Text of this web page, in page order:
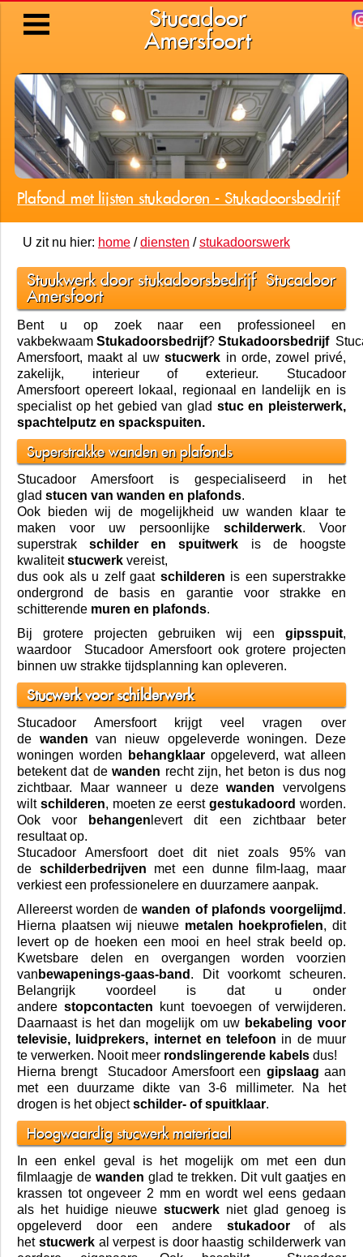
Stucadoor
Amersfoort
Plafond met lijsten stukadoren - Stukadoorsbedrijf
U zit nu hier: home/diensten /stukadoorswerk
Stuukwerk door stukadoorsbedrijf Stucadoor
Amersfoort
Bent u op zoek naar een professioneel en
vakbekwaamStukadoorsbedrijf?Stukadoorsbedrijf
Amersfoort, maakt al uwstucwerk in orde, zowel privé,
zakelijk, interieur of exterieur. Stucadoor
Amersfoortopereert lokaal, regionaal en landelijk en is
specialist op het gebied van glad stuc en pleisterwerk,
spachtelputz en spackspuiten.
Superstrakke wanden en plafonds
Stucadoor Amersfoortis gespecialiseerd in het
gladstucen van wanden en plafonds.
Ook bieden wij de mogelijkheid uw wanden klaar te
maken voor uw persoonlijke schilderwerk. Voor
superstrakschilder en spuitwerk is de hoogste
kwaliteitstucwerkvereist,
dus ook als u zelf gaat schilderen is een superstrakke
ondergrond de basis en garantie voor strakke en
schitterende muren en plafonds.
Bij grotere projecten gebruiken wij een gipsspuit,
waardoor
Stucadoor Amersfoortook grotere projecten
binnen uw strakke tijdsplanning kan opleveren.
Stucwerk voor schilderwerk
Stucadoor Amersfoortkrijgt veel vragen over
de wanden van nieuw opgeleverde woningen. Deze
woningen worden
behangklaar opgeleverd, wat alleen
betekent dat dewanden recht zijn, het beton is dus nog
zichtbaar. Maar wanneer u dezewanden vervolgens
wilt schilderen, moeten ze eerstgestukadoord worden.
Ook voor
behangen levert dit een zichtbaar beter
resultaat op.
Stucadoor Amersfoortdoet dit niet zoals 95% van
de schilderbedrijven met een dunne film-laag, maar
verkiest een professionelere en duurzamere aanpak.
Allereerst worden dewanden of plafonds voorgelijmd .
Hierna plaatsen wij nieuwe metalen hoekprofielen, dit
levert op de hoeken een mooi en heel strak beeld op.
Kwetsbare delen en overgangen worden voorzien
van bewapenings-gaas-band . Dit voorkomt scheuren.
Belangrijk voordeel is dat u onder
anderestopcontacten kunt toevoegen of verwijderen.
Daarnaast is het dan mogelijk om uw bekabeling voor
televisie, luidprekers, internet en telefoon in de muur
te verwerken. Nooit meer rondslingerende kabels dus!
Hierna brengt
Stucadoor Amersfoorteen gipslaag aan
met een duurzame dikte van 3-6 millimeter. Na het
drogen is het objectschilder- of spuitklaar.
Hoogwaardig stucwerk materiaal
In een enkel geval is het mogelijk om met een dun
filmlaagje de wanden glad te trekken. Dit vult gaatjes en
krassen tot ongeveer 2 mm en wordt wel eens gedaan
als het huidige nieuwe stucwerkniet glad genoeg is
opgeleverd door een andere stukadoorof als
het stucwerkal verpest is door haastig schilderwerk van